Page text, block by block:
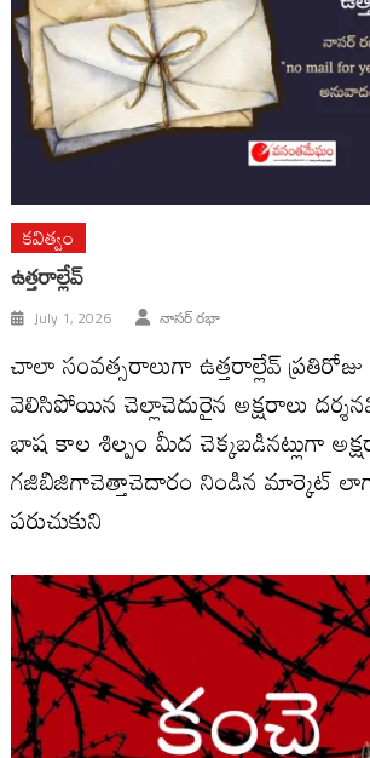
కవిత్వం
ఉత్తరాల్లేవ్
July 1, 2026 నాసర్ రభా
చాలా సంవత్సరాలుగా ఉత్తరాల్లేవ్
వెలిసిపోయిన చెల్లాచెదురైన అక్షరాలు
భాష కాల శిల్పం మీద చెక్కబడినట్లుగా
గజిబిజిగాచెత్తాచెదారం నిండిన మార్కెట్ లాగా
పరుచుకుని